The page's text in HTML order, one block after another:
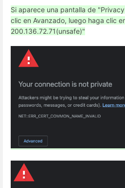
Si aparece una pantalla de
clic en Avanzado, luego haga clic
200.136.72.71(unsafe)"